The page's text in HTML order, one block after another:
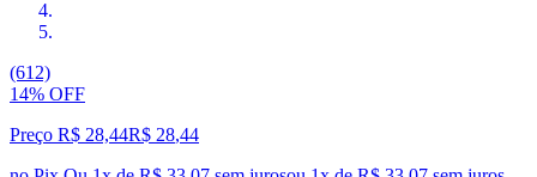
(612)
14% OFF
Preço R$ 28,44R$ 28,44